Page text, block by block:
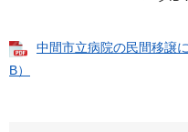
中間市立病院の民間移譲
B）